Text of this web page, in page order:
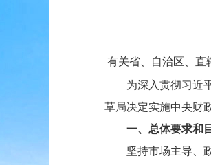
有关省、自治区、直
为深入贯彻习近
草局决定实施中央财
一、总体要求和
坚持市场主导、